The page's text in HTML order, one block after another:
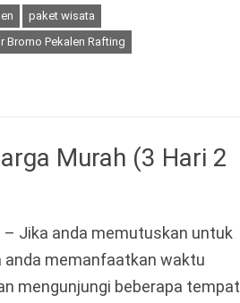
paket wisata
Bromo Pekalen Rafting
Murah (3 Hari 2
Jika anda memutuskan untuk
anda memanfaatkan waktu
mengunjungi beberapa tempat